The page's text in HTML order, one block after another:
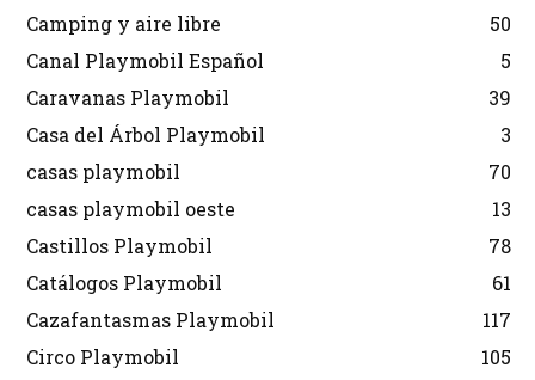
Camping y aire libre
50
Canal Playmobil Español
5
Caravanas Playmobil
39
Casa del Árbol Playmobil
3
casas playmobil
70
casas playmobil oeste
13
Castillos Playmobil
78
Catálogos Playmobil
61
Cazafantasmas Playmobil
117
Circo Playmobil
105